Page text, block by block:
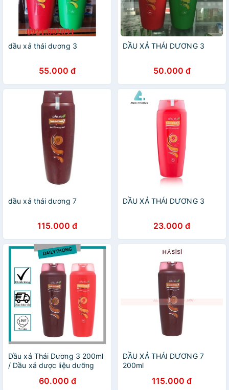
dầu xả thái dương 3
55.000 đ
DẦU XẢ THÁI DƯƠNG 3
50.000 đ
dầu xả thái dương 7
115.000 đ
DẦU XẢ THÁI DƯƠNG 3
23.000 đ
Dầu xả Thái Dương 3 200ml
/ Dầu xả dược liệu dưỡng
60.000 đ
DẦU XẢ THÁI DƯƠNG 7
200ml
115.000 đ